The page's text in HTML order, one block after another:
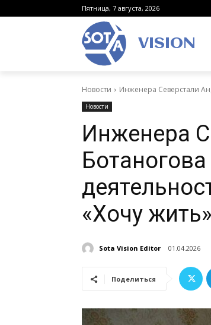
Пятница, 7 августа, 2026
VISION
Новости Инженера Северстали
Новости
Инженера
«Хочу жить»
Sota Vision Editor 01.04.2026
Поделиться